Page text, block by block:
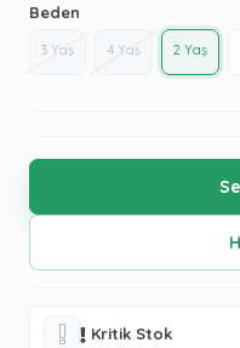
Beden
3 Yaş 4 Yaş 2 Yaş
Kritik Stok